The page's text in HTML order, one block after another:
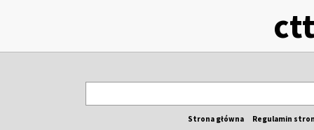
Strona główna Regulamin